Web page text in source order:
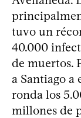
tuvo un
40.000
de muertos.
a Santiago
ronda los
millones de